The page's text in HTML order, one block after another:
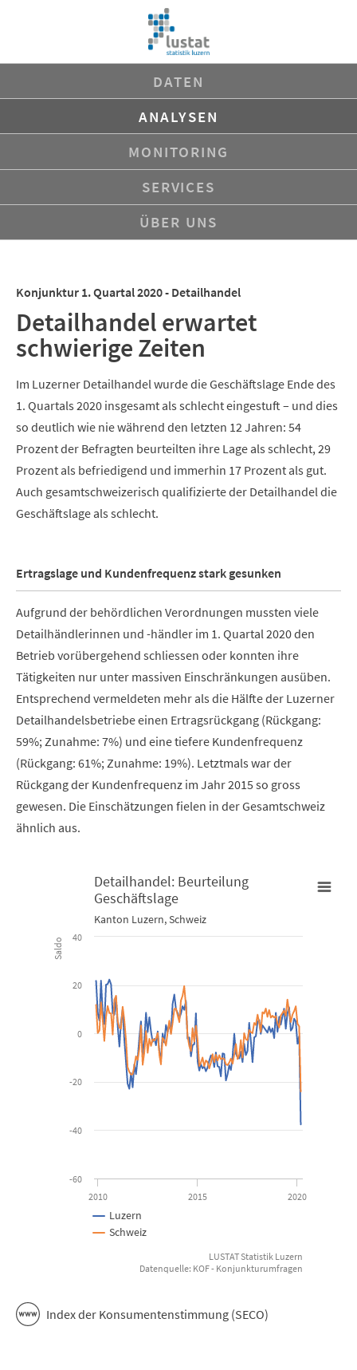
DATEN
ANALYSEN
MONITORING
SERVICES
ÜBER UNS
Konjunktur 1. Quartal 2020 - Detailhandel
Detailhandel erwartet
schwierige Zeiten
Im Luzerner Detailhandel wurde die Geschäftslage Ende des
1. Quartals 2020 insgesamt als schlecht eingestuft – und dies
so deutlich wie nie während den letzten 12 Jahren: 54
Prozent der Befragten beurteilten ihre Lage als schlecht, 29
Prozent als befriedigend und immerhin 17 Prozent als gut.
Auch gesamtschweizerisch qualifizierte der Detailhandel die
Geschäftslage als schlecht.
Ertragslage und Kundenfrequenz stark gesunken
Aufgrund der behördlichen Verordnungen mussten viele
Detailhändlerinnen und -händler im 1. Quartal 2020 den
Betrieb vorübergehend schliessen oder konnten ihre
Tätigkeiten nur unter massiven Einschränkungen ausüben.
Entsprechend vermeldeten mehr als die Hälfte der Luzerner
Detailhandelsbetriebe einen Ertragsrückgang (Rückgang:
59%; Zunahme: 7%) und eine tiefere Kundenfrequenz
(Rückgang: 61%; Zunahme: 19%). Letztmals war der
Rückgang der Kundenfrequenz im Jahr 2015 so gross
gewesen. Die Einschätzungen fielen in der Gesamtschweiz
ähnlich aus.
Detailhandel: Beurteilung Geschäftslage
Line chart with 2 lines.
Kanton Luzern, Schweiz
View as data table, Detailhandel: Beurteilung
The chart has 1 X axis displaying Time. Data ranges from 2009-
The chart has 1 Y axis displaying Saldo. Data ranges from -37.64
Saldo
Detailhandel: Beurteilung
Geschäftslage
Kanton Luzern, Schweiz
Luzern
Schweiz
2010 2015 2020
-60
-40
-20
0
20
40
LUSTAT Statistik Luzern
Datenquelle: KOF - Konjunkturumfragen
Index der Konsumentenstimmung (SECO)